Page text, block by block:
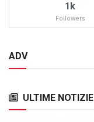
1k
Followers
ADV
ULTIME NOTIZIE